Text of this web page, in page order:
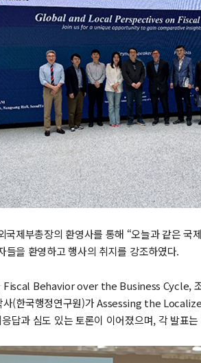
제부총장의 환영사를 통해 “오늘과 같은
들을 환영하고 행사의 취지를 강조하였다.
Fiscal Behavior over the Business
(한국행정연구원)가 Assessing the
답과 심도 있는 토론이 이어졌으며, 각 발표